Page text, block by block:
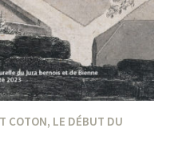
COTON, LE DÉBUT DU